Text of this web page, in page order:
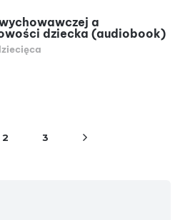
a
dziecka (audiobook)
2 3